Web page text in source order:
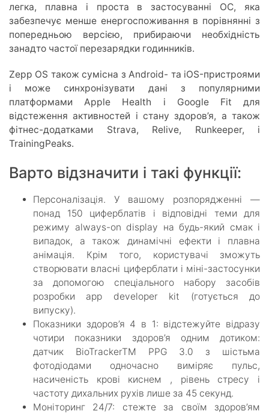
легка, плавна і проста в застосуванні ОС, яка
забезпечує менше енергоспоживання в порівнянні з
попередньою версією, прибираючи необхідність
занадто частої перезарядки годинників.
Zepp OS також сумісна з Android- та iOS-пристроями
і може синхронізувати дані з популярними
платформами Apple Health і Google Fit для
відстеження активностей і стану здоров’я, а також
фітнес-додатками Strava, Relive, Runkeeper, і
TrainingPeaks.
Варто відзначити і такі функції:
Персоналізація. У вашому розпорядженні —
понад 150 циферблатів і відповідні теми для
режиму always-on display на будь-який смак і
випадок, а також динамічні ефекти і плавна
анімація. Крім того, користувачі зможуть
створювати власні циферблати і міні-застосунки
за допомогою спеціального набору засобів
розробки app developer kit (готується до
випуску).
Показники здоров’я 4 в 1: відстежуйте відразу
чотири показники здоров’я одним дотиком:
датчик BioTrackerTM PPG 3.0 з шістьма
фотодіодами одночасно виміряє пульс,
насиченість крові киснем , рівень стресу і
частоту дихальних рухів лише за 45 секунд.
Моніторинг 24/7: стежте за своїм здоров’ям